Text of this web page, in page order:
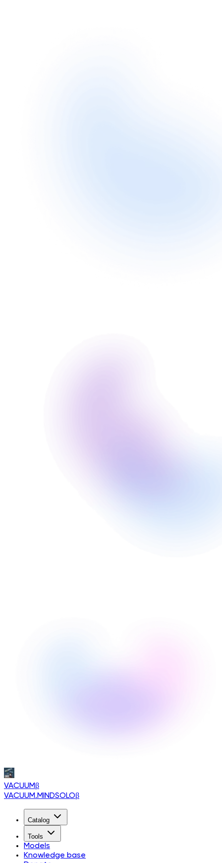
VACUUMβ
VACUUM.MINDSOLOβ
Catalog
Tools
Models
Knowledge base